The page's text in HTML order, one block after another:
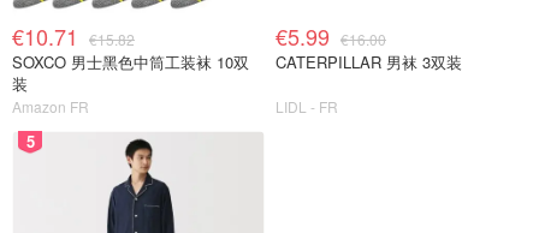
€10.71 €15.82
SOXCO 男士黑色中筒工装袜 10双
装
Amazon FR
€5.99 €16.00
CATERPILLAR 男袜 3双装
LIDL - FR
5